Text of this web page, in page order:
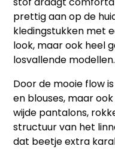
prettig aan op de
kledingstukken met
look, maar ook heel
losvallende modellen.
Door de mooie flow
en blouses, maar
wijde pantalons,
structuur van het
dat beetje extra